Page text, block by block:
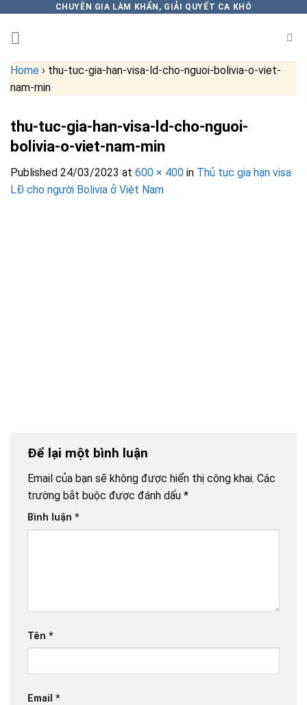
content
CHUYÊN GIA LÀM KHẨN, GIẢI QUYẾT CA KHÓ
Home › thu-tuc-gia-han-visa-ld-cho-nguoi-bolivia-o-viet-
nam-min
thu-tuc-gia-han-visa-ld-cho-nguoi-
bolivia-o-viet-nam-min
Published 24/03/2023 at 600 × 400 in Thủ tục gia hạn visa
LĐ cho người Bolivia ở Việt Nam
Để lại một bình luận
Email của bạn sẽ không được hiển thị công khai. Các
trường bắt buộc được đánh dấu *
Bình luận *
Tên *
Email *